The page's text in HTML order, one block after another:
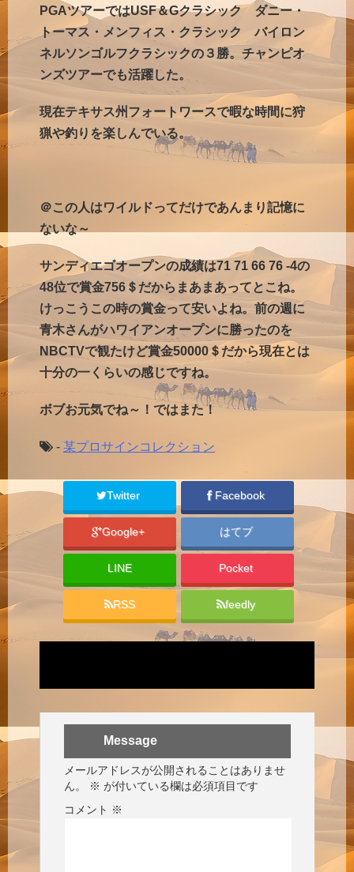
PGAツアーではUSF＆Gクラシック ダニー・
トーマス・メンフィス・クラシック バイロン
ネルソンゴルフクラシックの３勝。チャンピオ
ンズツアーでも活躍した。
現在テキサス州フォートワースで暇な時間に狩
猟や釣りを楽しんでいる。
＠この人はワイルドってだけであんまり記憶に
ないな～
サンディエゴオープンの成績は71 71 66 76 -4の
48位で賞金756＄だからまあまあってとこね。
けっこうこの時の賞金って安いよね。前の週に
青木さんがハワイアンオープンに勝ったのを
NBCTVで観たけど賞金50000＄だから現在とは
十分の一くらいの感じですね。
ボブお元気でね～！ではまた！
- 某プロサインコレクション
Twitter Facebook
Google+ はてブ
LINE Pocket
RSS feedly
Message
メールアドレスが公開されることはありませ
ん。
※ が付いている欄は必須項目です
コメント ※